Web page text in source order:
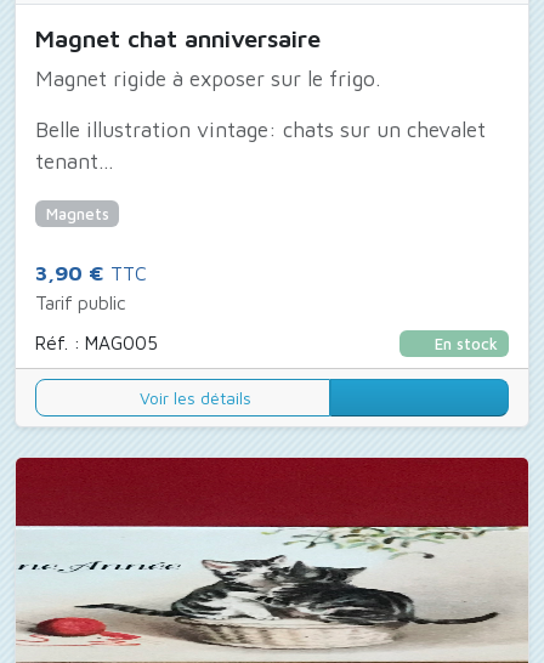
Magnet chat anniversaire
Magnet rigide à exposer sur le frigo.
Belle illustration vintage: chats sur un chevalet
tenant...
Magnets
3,90 € TTC
Tarif public
En stock
Réf. : MAG005
Voir les détails